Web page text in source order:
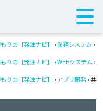
りの【発注ナビ】 › 業務システム ›
りの【発注ナビ】
›WEBシステム ›
りの【発注ナビ】
› アプリ開発 › 共